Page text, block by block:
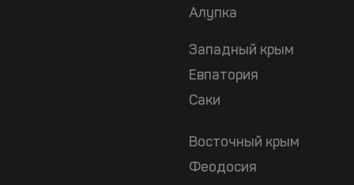
Алупка
Западный крым
Евпатория
Саки
Восточный крым
Феодосия